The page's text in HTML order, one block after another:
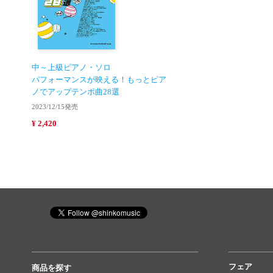
中～上級ピアノ・ソロ
パフォーマンスが映える！もっとピア
ノでアップテンポ曲28選
2023/12/15発売
¥ 2,420
商品を探す フェア